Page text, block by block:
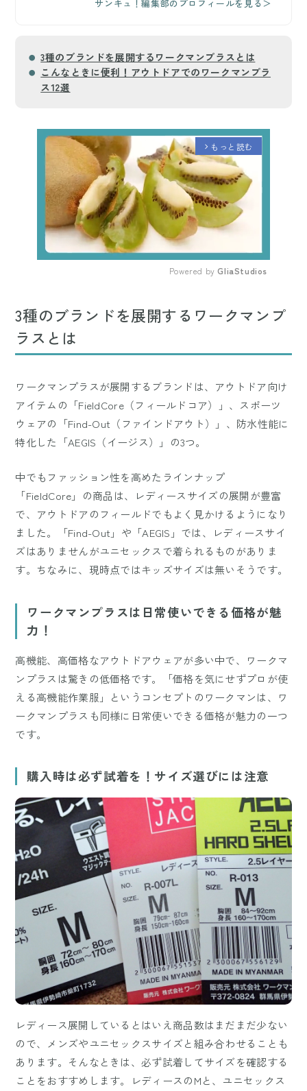
サンキュ！編集部のプロフィールを見る＞
3種のブランドを展開するワークマンプラスとは
こんなときに便利！アウトドアでのワークマンプラ
ス12選
arrow_forward_ios もっと読む
Powered by GliaStudios
3種のブランドを展開するワークマンプ
ラスとは
ワークマンプラスが展開するブランドは、アウトドア向け
アイテムの「FieldCore（フィールドコア）」、スポーツ
ウェアの「Find-Out（ファインドアウト）」、防水性能に
特化した「AEGIS（イージス）」の3つ。
中でもファッション性を高めたラインナップ
「FieldCore」の商品は、レディースサイズの展開が豊富
で、アウトドアのフィールドでもよく見かけるようになり
ました。「Find-Out」や「AEGIS」では、レディースサイ
ズはありませんがユニセックスで着られるものがありま
す。ちなみに、現時点ではキッズサイズは無いそうです。
ワークマンプラスは日常使いできる価格が魅
力！
高機能、高価格なアウトドアウェアが多い中で、ワークマ
ンプラスは驚きの低価格です。「価格を気にせずプロが使
える高機能作業服」というコンセプトのワークマンは、ワ
ークマンプラスも同様に日常使いできる価格が魅力の一つ
です。
購入時は必ず試着を！サイズ選びには注意
レディース展開しているとはいえ商品数はまだまだ少ない
ので、メンズやユニセックスサイズと組み合わせることも
あります。そんなときは、必ず試着してサイズを確認する
ことをおすすめします。レディースのMと、ユニセックス